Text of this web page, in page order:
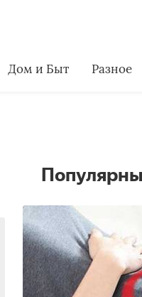
Дом и Быт Разное